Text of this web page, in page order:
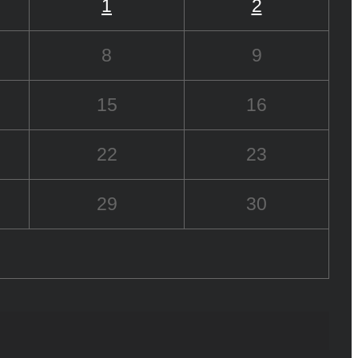
1 2
8 9
15 16
22 23
29 30